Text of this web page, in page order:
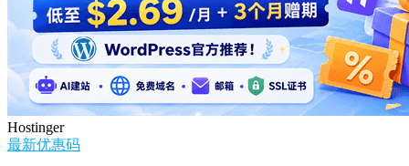
Hostinger
最新优惠码